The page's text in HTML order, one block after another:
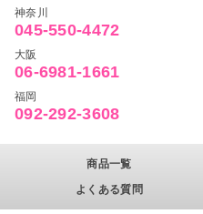
神奈川
045-550-4472
大阪
06-6981-1661
福岡
092-292-3608
商品一覧
よくある質問